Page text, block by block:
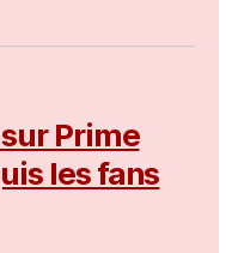
Prime
les fans